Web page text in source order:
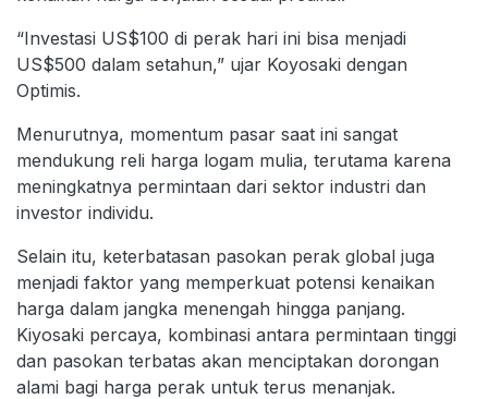
“Investasi US$100 di perak hari ini bisa menjadi
US$500 dalam setahun,” ujar Koyosaki dengan
Optimis.
Menurutnya, momentum pasar saat ini sangat
mendukung reli harga logam mulia, terutama karena
meningkatnya permintaan dari sektor industri dan
investor individu.
Selain itu, keterbatasan pasokan perak global juga
menjadi faktor yang memperkuat potensi kenaikan
harga dalam jangka menengah hingga panjang.
Kiyosaki percaya, kombinasi antara permintaan tinggi
dan pasokan terbatas akan menciptakan dorongan
alami bagi harga perak untuk terus menanjak.